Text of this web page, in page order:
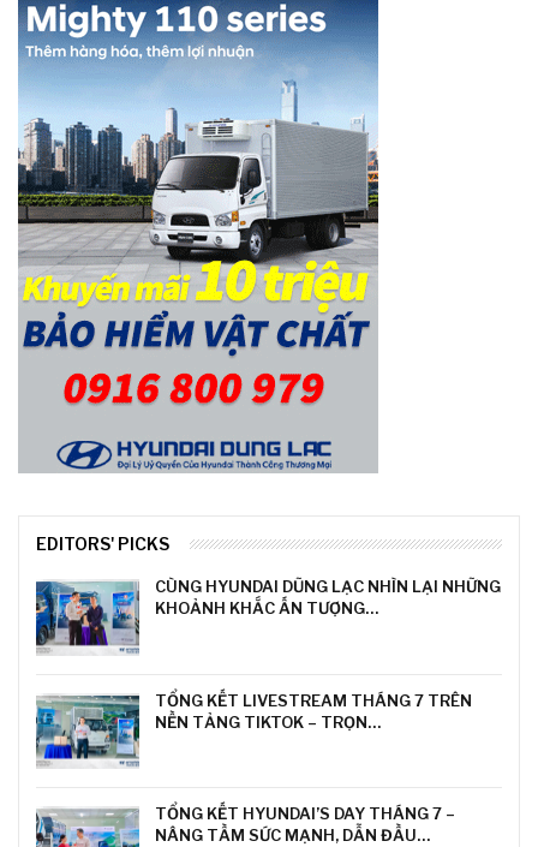
EDITORS' PICKS
CÙNG HYUNDAI DŨNG LẠC NHÌN LẠI NHỮNG
KHOẢNH KHẮC ẤN TƯỢNG…
TỔNG KẾT LIVESTREAM THÁNG 7 TRÊN
NỀN TẢNG TIKTOK – TRỌN…
TỔNG KẾT HYUNDAI’S DAY THÁNG 7 –
NÂNG TẦM SỨC MẠNH, DẪN ĐẦU…